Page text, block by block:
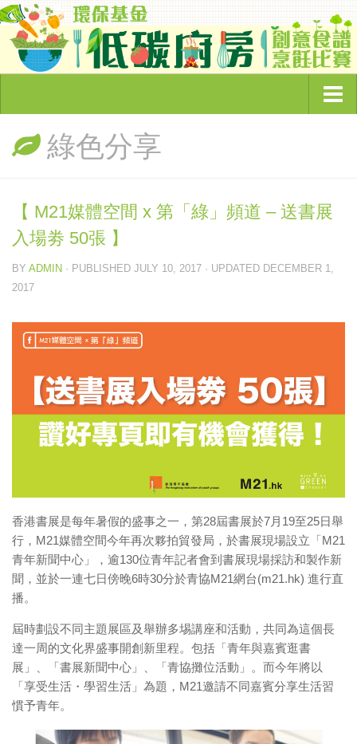
主頁
頻道簡介
奇怪的環保故事
綠色企業大追蹤
睇你有幾Green
環保資訊
綠色文章
樹仔日記
綠色分享
資助拍攝計劃
首映會
計劃詳情
綠色分享
【 M21媒體空間 x 第「綠」頻道 – 送書展
入場劵 50張 】
BY ADMIN · PUBLISHED JULY 10, 2017 · UPDATED DECEMBER 1,
2017
香港書展是每年暑假的盛事之一，第28屆書展於7月 19至25日舉
行， M21媒體空間今年再次夥拍貿發局，於書展現場設立「M21
青年新聞中心」，逾130位青年記者會到書展現場採訪和製作新
聞，並於一連七日傍晚6時30分於青協M21網台(m21.hk) 進行直
播。
屆時劃設不同主題展區及舉辦多埸講座和活動，共同為這個長
達一周的文化界盛事開創新里程。包括「青年與嘉賓逛書
展」、「書展新聞中心」、「青協攤位活動」。而今年將以
「享受生活・學習生活」為題， M21邀請不同嘉賓分享生活習
慣予青年。